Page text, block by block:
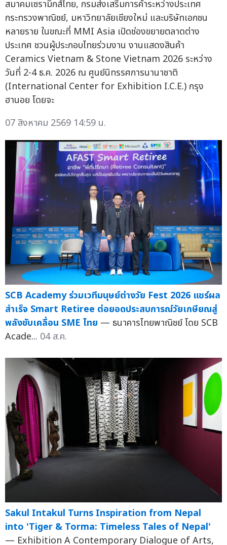
สมาคมเซรามิกส์ไทย, กรมส่งเสริมการค้าระหว่างประเทศ
กระทรวงพาณิชย์, มหาวิทยาลัยเชียงใหม่ และบริษัทเอกชน
หลายราย ในขณะที่ MMI Asia เปิดช่องขยายตลาดต่าง
ประเทศ ชวนผู้ประกอบไทยร่วมงาน งานแสดงสินค้า
Ceramics Vietnam & Stone Vietnam 2026 ระหว่าง
วันที่ 2-4 ธ.ค. 2026 ณ ศูนย์นิทรรศการนานาชาติ
(International Center for Exhibition I.C.E.) กรุง
ฮานอย โดยจะ
07 สิงหาคม 2569 14:59 น.
SCB Academy ร่วมเวทีมนุษย์ต่างวัย Fest 2026 แชร์ผล
สำเร็จ Smart Retiree ต่อยอดประสบการณ์วัยเกษียณสู่
พลังขับเคลื่อน SME ไทย — ธนาคารไทยพาณิชย์ โดย SCB
Acade... 04 ส.ค.
Sakul Intakul Turns Inspiration from Nepal
into 'Tiger & Torma: Timeless Tales of Nepal'
— Exhibition A Contemporary Dialogue of Arts,